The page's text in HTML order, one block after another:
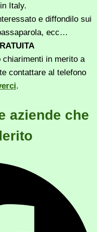
Italy.
e diffondilo sui
ecc…
in merito a
contattare al telefono
.
aziende che